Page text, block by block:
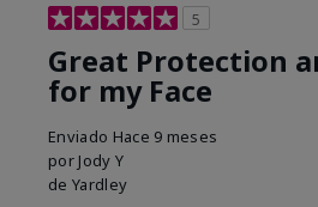
5
Great Protection
for my Face
Enviado Hace 9 meses
por Jody Y
de Yardley